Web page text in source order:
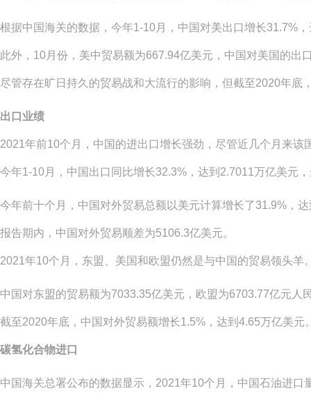
根据中国海关的数据，今年1-10月，中国对美出口增长31.7%
此外， 10月份，美中贸易额为667.94亿美元，中国对美国的出
尽管存在旷日持久的贸易战和大流行的影响，但截至2020年底
出口业绩
2021年前10个月，中国的进出口增长强劲，尽管近几个月来
今年1-10月，中国出口同比增长32.3%，达到2.7011万亿美元
今年前十个月，中国对外贸易总额以美元计算增长了31.9%，
报告期内，中国对外贸易顺差为5106.3亿美元。
2021年10个月，东盟、美国和欧盟仍然是与中国的贸易领头羊
中国对东盟的贸易额为7033.35亿美元，欧盟为6703.77亿元人
截至2020年底，中国对外贸易额增长1.5%，达到4.65万亿美
碳氢化合物进口
中国海关总署公布的数据显示， 2021年10个月，中国石油进口